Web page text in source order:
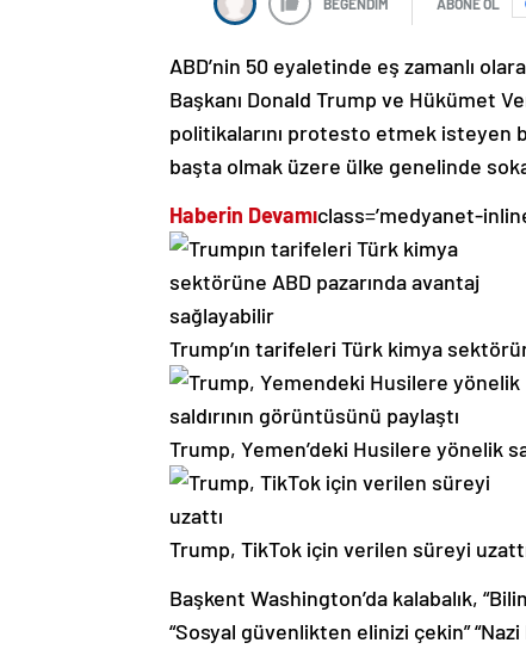
ABD’nin 50 eyaletinde eş zamanlı
Başkanı Donald Trump ve Hükümet
politikalarını protesto etmek isteyen
başta olmak üzere ülke genelinde
Haberin Devamıclass=’medyanet-
Trump’ın tarifeleri Türk kimya
Trump, Yemen’deki Husilere yönelik
Trump, TikTok için verilen süreyi
Başkent Washington’da kalabalık,
“Sosyal güvenlikten elinizi çekin”